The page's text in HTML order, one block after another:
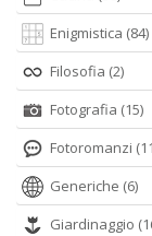
Enigmistica (84)
Filosofia (2)
Fotografia (15)
Fotoromanzi
Generiche (6)
Giardinaggio